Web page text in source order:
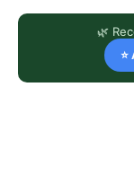
🌿